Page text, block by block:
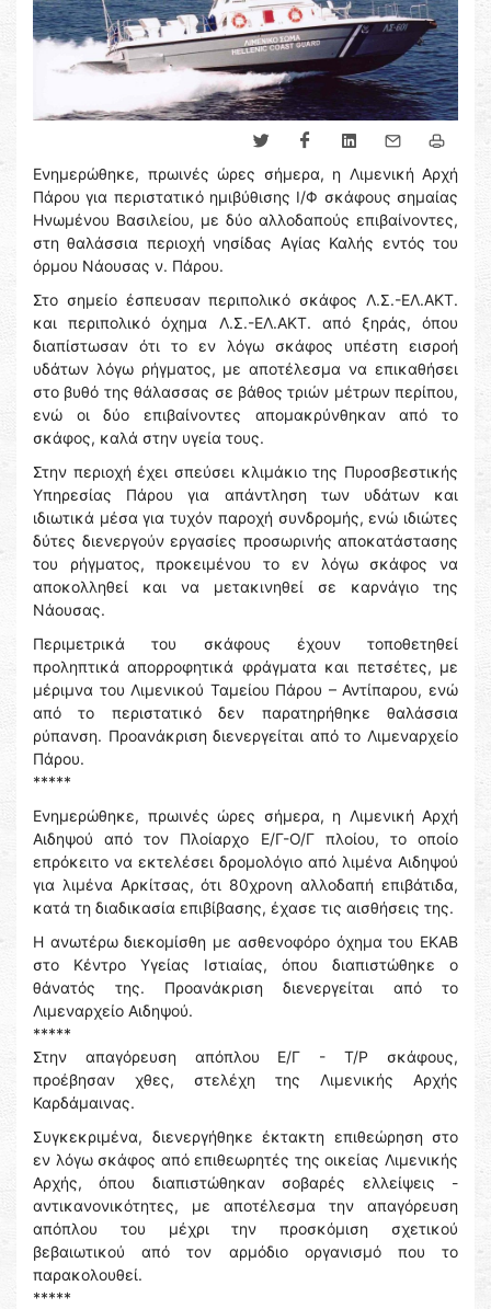
Ενημερώθηκε, πρωινές ώρες σήμερα, η Λιμενική Αρχή
Πάρου για περιστατικό ημιβύθισης Ι/Φ σκάφους σημαίας
Ηνωμένου Βασιλείου, με δύο αλλοδαπούς επιβαίνοντες,
στη θαλάσσια περιοχή νησίδας Αγίας Καλής εντός του
όρμου Νάουσας ν. Πάρου.
Στο σημείο έσπευσαν περιπολικό σκάφος Λ.Σ.-ΕΛ.ΑΚΤ.
και περιπολικό όχημα Λ.Σ.-ΕΛ.ΑΚΤ. από ξηράς, όπου
διαπίστωσαν ότι το εν λόγω σκάφος υπέστη εισροή
υδάτων λόγω ρήγματος, με αποτέλεσμα να επικαθήσει
στο βυθό της θάλασσας σε βάθος τριών μέτρων περίπου,
ενώ οι δύο επιβαίνοντες απομακρύνθηκαν από το
σκάφος, καλά στην υγεία τους.
Στην περιοχή έχει σπεύσει κλιμάκιο της Πυροσβεστικής
Υπηρεσίας Πάρου για απάντληση των υδάτων και
ιδιωτικά μέσα για τυχόν παροχή συνδρομής, ενώ ιδιώτες
δύτες διενεργούν εργασίες προσωρινής αποκατάστασης
του ρήγματος, προκειμένου το εν λόγω σκάφος να
αποκολληθεί και να μετακινηθεί σε καρνάγιο της
Νάουσας.
Περιμετρικά του σκάφους έχουν τοποθετηθεί
προληπτικά απορροφητικά φράγματα και πετσέτες, με
μέριμνα του Λιμενικού Ταμείου Πάρου – Αντίπαρου, ενώ
από το περιστατικό δεν παρατηρήθηκε θαλάσσια
ρύπανση. Προανάκριση διενεργείται από το Λιμεναρχείο
Πάρου.
*****
Ενημερώθηκε, πρωινές ώρες σήμερα, η Λιμενική Αρχή
Αιδηψού από τον Πλοίαρχο Ε/Γ-Ο/Γ πλοίου, το οποίο
επρόκειτο να εκτελέσει δρομολόγιο από λιμένα Αιδηψού
για λιμένα Αρκίτσας, ότι 80χρονη αλλοδαπή επιβάτιδα,
κατά τη διαδικασία επιβίβασης, έχασε τις αισθήσεις της.
Η ανωτέρω διεκομίσθη με ασθενοφόρο όχημα του ΕΚΑΒ
στο Κέντρο Υγείας Ιστιαίας, όπου διαπιστώθηκε ο
θάνατός της. Προανάκριση διενεργείται από το
Λιμεναρχείο Αιδηψού.
*****
Στην απαγόρευση απόπλου Ε/Γ - Τ/Ρ σκάφους,
προέβησαν χθες, στελέχη της Λιμενικής Αρχής
Καρδάμαινας.
Συγκεκριμένα, διενεργήθηκε έκτακτη επιθεώρηση στο
εν λόγω σκάφος από επιθεωρητές της οικείας Λιμενικής
Αρχής, όπου διαπιστώθηκαν σοβαρές ελλείψεις -
αντικανονικότητες, με αποτέλεσμα την απαγόρευση
απόπλου του μέχρι την προσκόμιση σχετικού
βεβαιωτικού από τον αρμόδιο οργανισμό που το
παρακολουθεί.
*****